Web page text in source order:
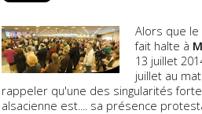
Alors que le
fait halte à
13 juillet
juillet au
rappeler qu'une des singularités
alsacienne est.... sa présence